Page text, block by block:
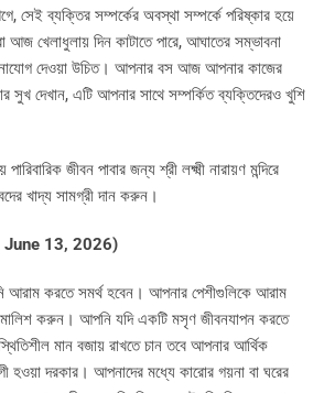
সেই ব্যক্তির সম্পর্কের অবস্থা সম্পর্কে পরিষ্কার হয়ে
আজ খেলাধুলায় দিন কাটাতে পারে, আঘাতের সম্ভাবনা
মনোযোগ দেওয়া উচিত। আপনার বস আজ আপনার কাজের
সুখ দেখান, এটি আপনার সাথে সম্পর্কিত ব্যক্তিদেরও খুশি
জীবন পাবার জন্য শ্রী লক্ষ্মী নারায়ণ মন্দিরে
খাদ্য সামগ্রী দান করুন।
June 13, 2026)
আরাম করতে সমর্থ হবেন। আপনার পেশীগুলিকে আরাম
মালিশ করুন। আপনি যদি একটি মসৃণ জীবনযাপন করতে
মান বজায় রাখতে চান তবে আপনার আর্থিক
দরকার। আপনাদের মধ্যে কারোর গয়না বা ঘরের